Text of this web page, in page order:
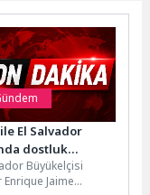
El Salvador
dostluk
Büyükelçisi
Jaime